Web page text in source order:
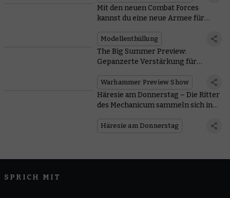
Mit den neuen Combat Forces
kannst du eine neue Armee für
eine bestehende ausbauen
Modellenthüllung
The Big Summer Preview:
Gepanzerte Verstärkung für
Warhammer Preview Show
Häresie am Donnerstag – Die Ritter
des Mechanicum sammeln sich in
Häresie am Donnerstag
SPRICH MIT